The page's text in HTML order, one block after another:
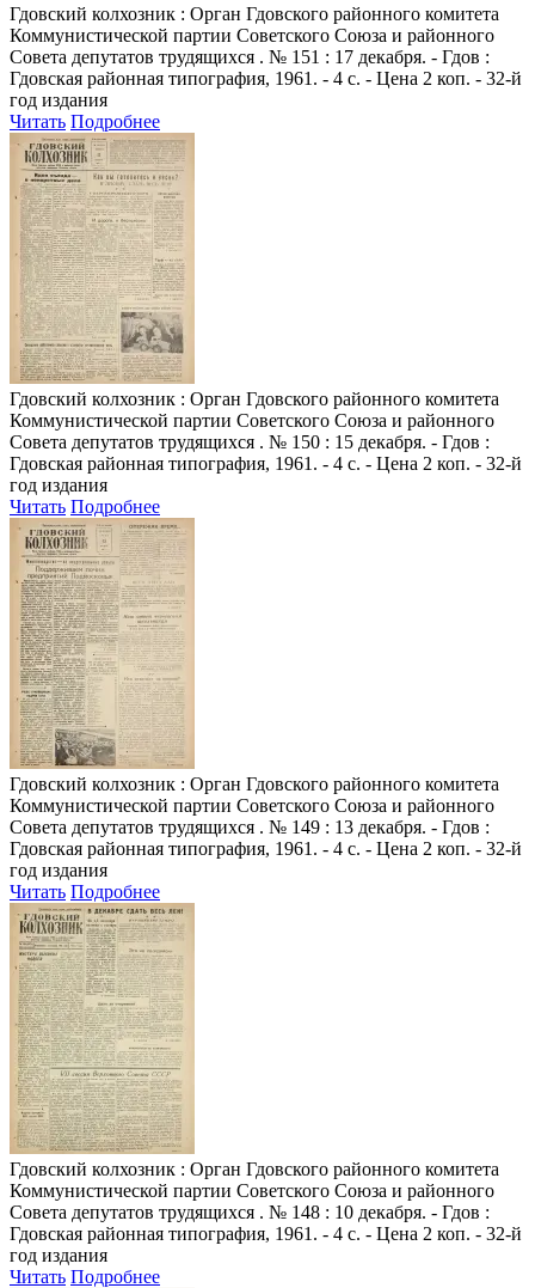
Гдовский колхозник : Орган Гдовского районного комитета
Коммунистической партии Советского Союза и районного
Совета депутатов трудящихся . № 151 : 17 декабря. - Гдов :
Гдовская районная типография, 1961. - 4 с. - Цена 2 коп. - 32-й
год издания
Читать Подробнее
Гдовский колхозник : Орган Гдовского районного комитета
Коммунистической партии Советского Союза и районного
Совета депутатов трудящихся . № 150 : 15 декабря. - Гдов :
Гдовская районная типография, 1961. - 4 с. - Цена 2 коп. - 32-й
год издания
Читать Подробнее
Гдовский колхозник : Орган Гдовского районного комитета
Коммунистической партии Советского Союза и районного
Совета депутатов трудящихся . № 149 : 13 декабря. - Гдов :
Гдовская районная типография, 1961. - 4 с. - Цена 2 коп. - 32-й
год издания
Читать Подробнее
Гдовский колхозник : Орган Гдовского районного комитета
Коммунистической партии Советского Союза и районного
Совета депутатов трудящихся . № 148 : 10 декабря. - Гдов :
Гдовская районная типография, 1961. - 4 с. - Цена 2 коп. - 32-й
год издания
Читать Подробнее